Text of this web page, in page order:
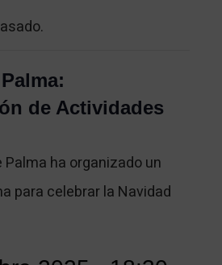
de Actividades
ha organizado un
para celebrar la Navidad